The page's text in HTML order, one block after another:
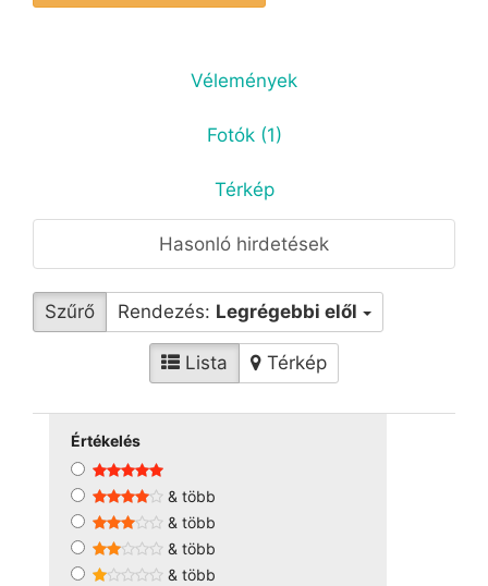
Vélemények
Fotók (1)
Térkép
Hasonló hirdetések
Szűrő Rendezés: Legrégebbi elől
Lista Térkép
Értékelés
& több
& több
& több
& több